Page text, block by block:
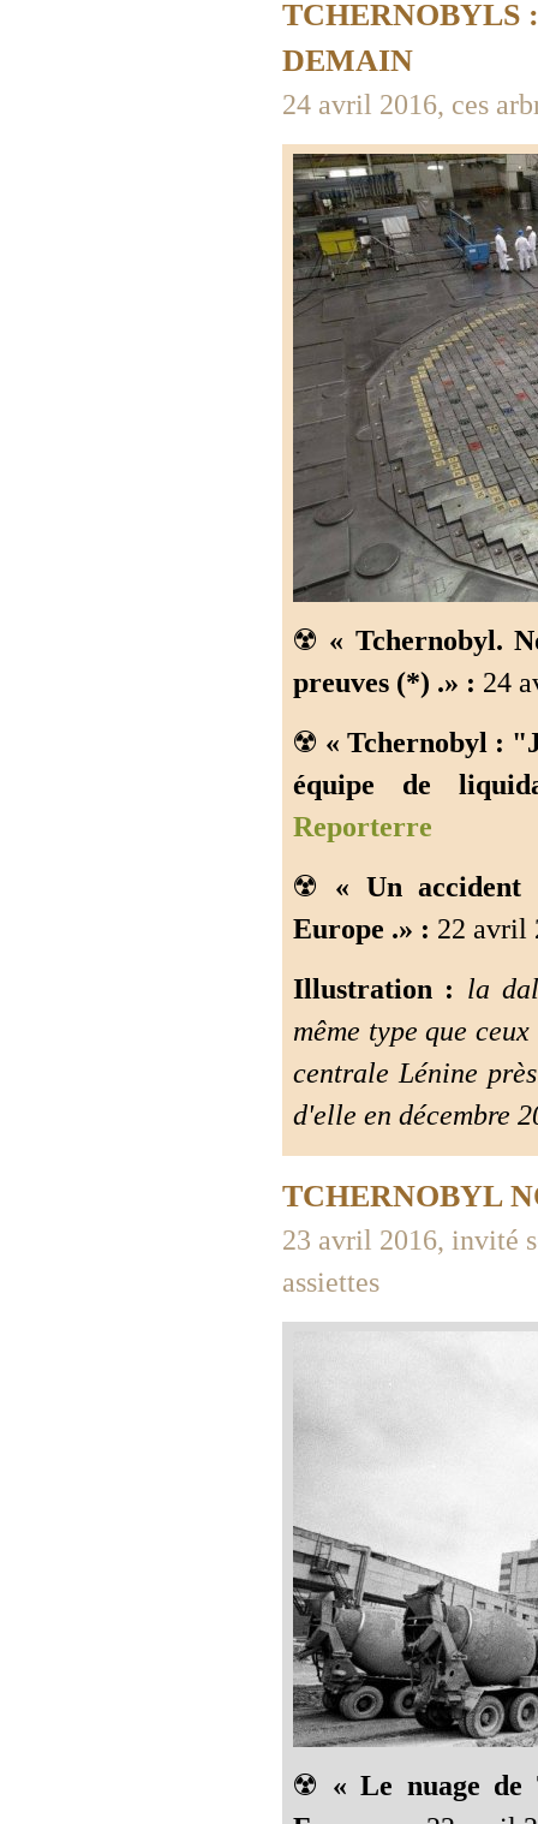
TCHERNOBYLS
DEMAIN
24 avril 2016, ces
☢️ « Tchernobyl.
preuves (*) .» : 24
☢️ « Tchernobyl :
équipe de
Reporterre
☢️ « Un accident
Europe .» : 22 avril
Illustration : la
même type que
centrale Lénine
d'elle en décembre
TCHERNOBYL
23 avril 2016, invité
assiettes
☢️ « Le nuage de